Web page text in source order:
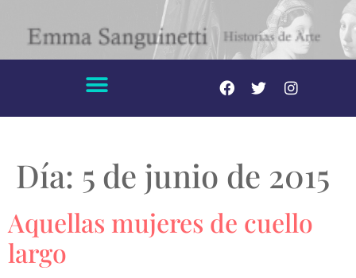
Día: 5 de junio de 2015
Aquellas mujeres de cuello
largo